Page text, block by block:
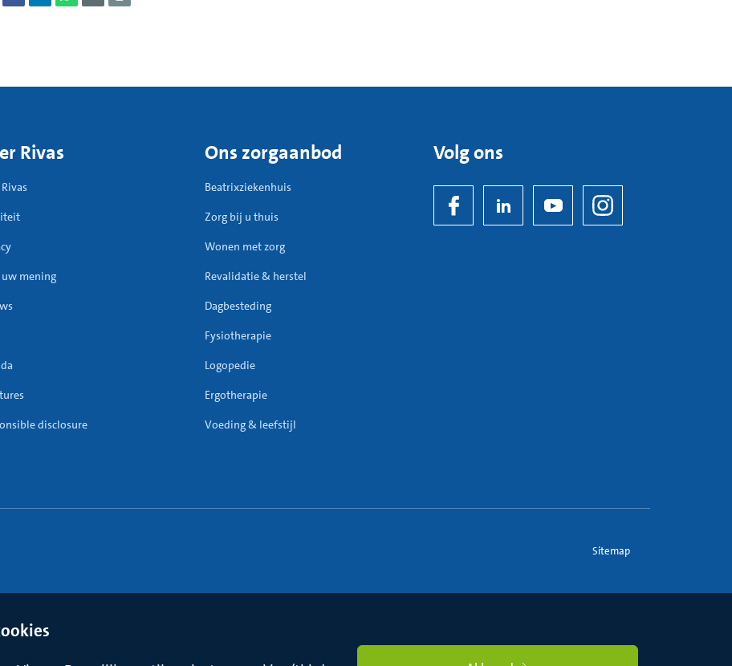
Rivas
uw mening
disclosure
Ons zorgaanbod
Beatrixziekenhuis
Zorg bij u thuis
Wonen met zorg
Revalidatie & herstel
Dagbesteding
Fysiotherapie
Logopedie
Ergotherapie
Voeding & leefstijl
Volg ons
Sitemap